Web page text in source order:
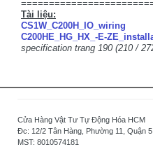
Tài liệu:
CS1W_C200H_IO_wiring
C200HE_HG_HX_-E-
specification trang 190 (210 /
Cửa Hàng Vật Tư Tự Động Hóa HCM
Đc: 12/2 Tân Hàng, Phường 11, Quận
MST: 8010574181